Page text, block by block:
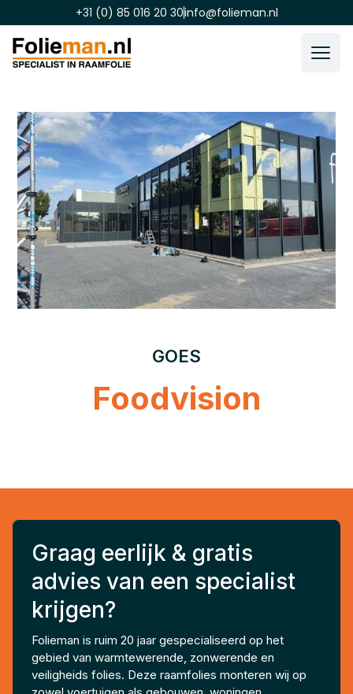
+31 (0) 85 016 20 30info@folieman.nl
GOES
Foodvision
Graag eerlijk & gratis
advies van een specialist
krijgen?
Folieman is ruim 20 jaar gespecialiseerd op het
gebied van warmtewerende, zonwerende en
veiligheids folies. Deze raamfolies monteren wij op